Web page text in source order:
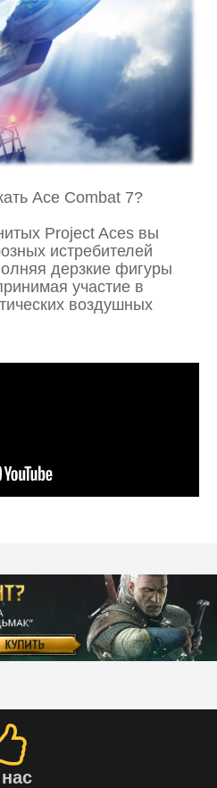
Ace Combat 7?
Project Aces вы
истребителей
дерзкие фигуры
участие в
воздушных